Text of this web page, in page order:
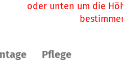
oder unten um die
Pflege